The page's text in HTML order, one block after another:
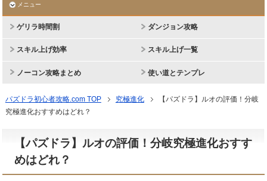
メニュー
ゲリラ時間割 ダンジョン攻略
スキル上げ効率 スキル上げ一覧
ノーコン攻略まとめ 使い道とテンプレ
パズドラ初心者攻略.com TOP 究極進化
【パズドラ】ルオの評価！分岐
究極進化おすすめはどれ？
【パズドラ】ルオの評価！分岐究極進化おすす
めはどれ？